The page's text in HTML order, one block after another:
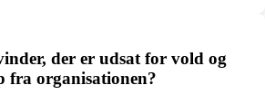
der er udsat for vold og
organisationen?